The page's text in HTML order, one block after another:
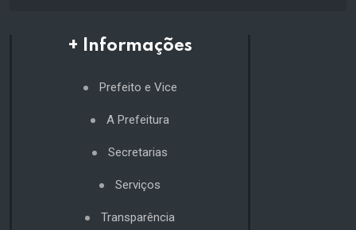
+ Informações
Prefeito e Vice
A Prefeitura
Secretarias
Serviços
Transparência